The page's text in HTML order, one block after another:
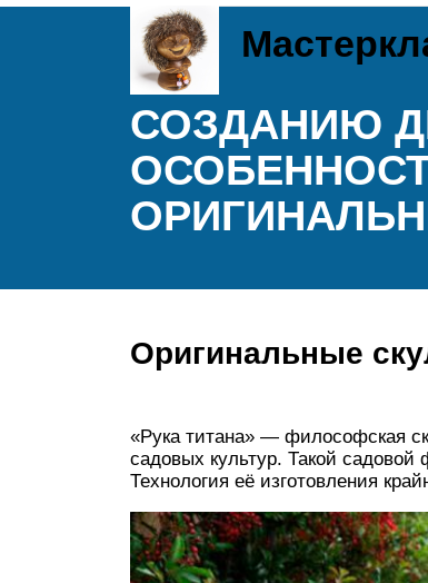
СОЗДАНИЮ
Оригинальные
«Рука титана» — философская
садовых культур. Такой садовой
Технология её изготовления